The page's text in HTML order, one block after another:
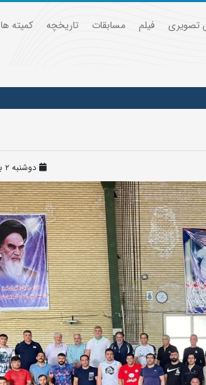
تصویری فیلم مسابقات تاریخچه
کمیته ها
دوشنبه ۲ بهمن ۱۴۰۲